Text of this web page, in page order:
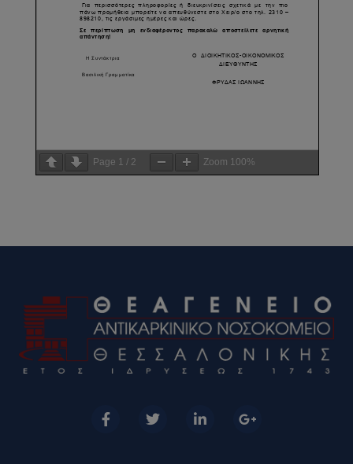
Page 1 / 2 Zoom 100%